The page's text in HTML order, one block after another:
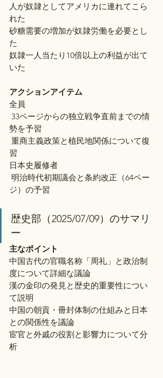
人が奴隷としてアメリカに連れてこら
れた
砂糖需要の増加が奴隷労働を必要とし
た
奴隷一人当たり10倍以上の利益が出て
いた
アクションアイテム
全員
勢を予習
習
日本史履修者
ジ）の予習
歴史部（2025/07/09）のサマリ
ー
主なポイント
中国古代の官職名称「周礼」と政治制
度について詳細な議論
漢の金印の発見と歴史的重要性につい
て説明
中国の朝貢・冊封体制の仕組みと日本
との関係性を議論
宦官と外戚の役割と影響力について分
析